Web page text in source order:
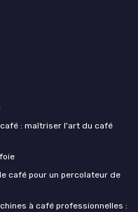
: maîtriser l'art du café
café pour un percolateur de
à café professionnelles :